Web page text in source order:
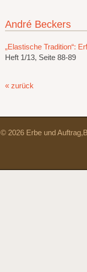
André Beckers
„Elastische Tradition“:
Heft 1/13, Seite 88-89
« zurück
© 2026 Erbe und Auftrag,